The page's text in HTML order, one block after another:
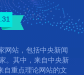
网站，包括中央新闻
。其中，来自中央新
自重点理论网站的文